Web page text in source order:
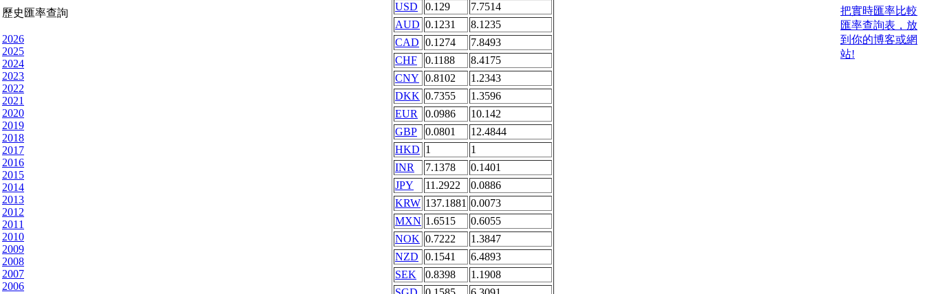
歷史匯率查詢
2026
2025
2024
2023
2022
2021
2020
2019
2018
2017
2016
2015
2014
2013
2012
2011
2010
2009
2008
2007
2006
USD
0.129
7.7514
AUD 0.1231
8.1235
CAD 0.1274
7.8493
CHF
0.1188
8.4175
CNY 0.8102
1.2343
DKK 0.7355
1.3596
EUR
0.0986
10.142
GBP
0.0801
12.4844
HKD 1
1
INR
7.1378
0.1401
JPY
11.2922
0.0886
KRW 137.1881 0.0073
MXN 1.6515
0.6055
NOK 0.7222
1.3847
NZD
0.1541
6.4893
SEK
0.8398
1.1908
把實時匯率比較
匯率查詢表，放
到你的博客或網
站!